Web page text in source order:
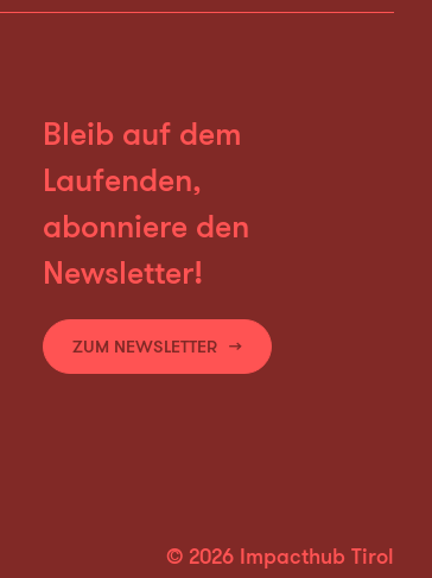
Bleib auf dem
Laufenden,
abonniere den
Newsletter!
ZUM NEWSLETTER
© 2026 Impacthub Tirol